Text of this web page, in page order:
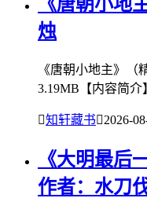
烛
《唐朝小地主》（
3.19MB【内容简
知轩藏书2026-
《大明最后
作者：水刀